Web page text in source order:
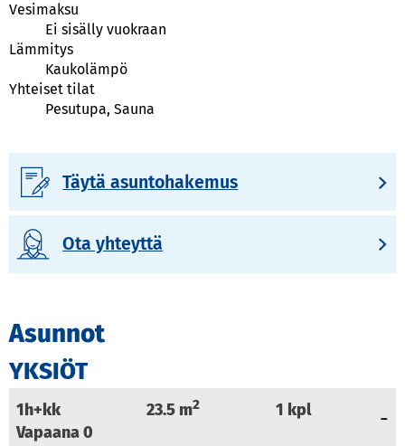
Vesimaksu
Ei sisälly vuokraan
Lämmitys
Kaukolämpö
Yhteiset tilat
Pesutupa, Sauna
Täytä asuntohakemus
Ota yhteyttä
Asunnot
YKSIÖT
1h+kk 23.5m2 1 kpl
Vapaana0